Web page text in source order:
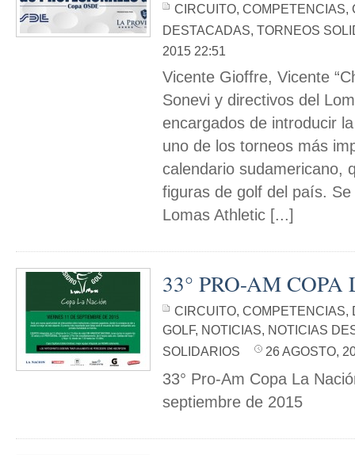
CIRCUITO, COMPETENCIAS,
DESTACADAS, TORNEOS
2015 22:51
Vicente Gioffre, Vicente
Sonevi y directivos del
encargados de introducir
uno de los torneos más
calendario sudamericano,
figuras de golf del país.
Lomas Athletic [...]
33° PRO-AM
CIRCUITO, COMPETENCIAS,
GOLF, NOTICIAS, NOTICIAS
SOLIDARIOS
26 AGOSTO,
33° Pro-Am Copa La
septiembre de 2015